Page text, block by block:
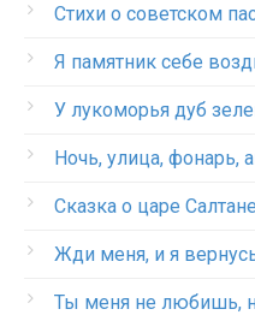
Стихи о советском
Я памятник себе
У лукоморья дуб
Ночь, улица, фонарь,
Сказка о царе Салтане
Жди меня, и я
Ты меня не любишь,